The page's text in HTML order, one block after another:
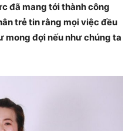
đã mang tới thành công
trẻ tin rằng mọi việc đều
mong đợi nếu như chúng ta